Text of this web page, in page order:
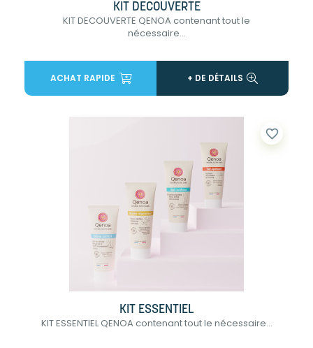
KIT DECOUVERTE
KIT DECOUVERTE QENOA contenant tout le
nécessaire...
ACHAT RAPIDE + DE DÉTAILS
favorite_border
KIT ESSENTIEL
KIT ESSENTIEL QENOA contenant tout le nécessaire...